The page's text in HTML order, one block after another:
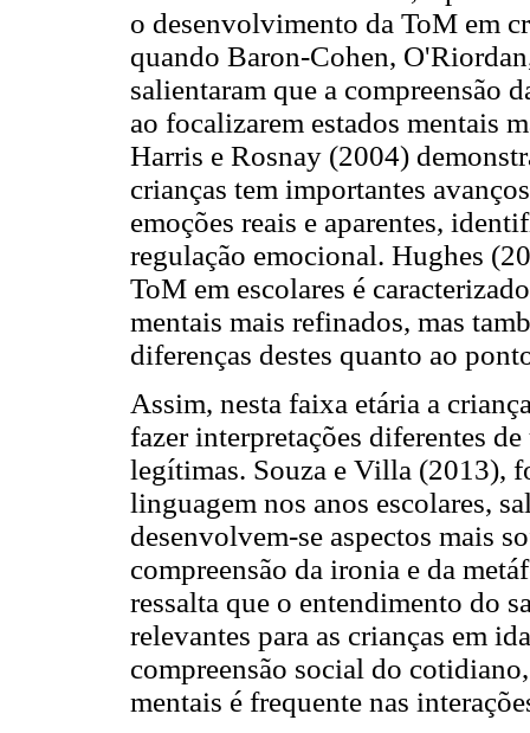
o desenvolvimento da ToM em
quando Baron-Cohen,
salientaram que a compreensão
ao focalizarem estados mentais
Harris e Rosnay (2004)
crianças tem importantes
emoções reais e aparentes,
regulação emocional. Hughes
ToM em escolares é
mentais mais refinados, mas
diferenças destes quanto ao
Assim, nesta faixa etária a
fazer interpretações diferentes
legítimas. Souza e Villa (2013),
linguagem nos anos escolares,
desenvolvem-se aspectos mais
compreensão da ironia e da
ressalta que o entendimento do
relevantes para as crianças em
compreensão social do
mentais é frequente nas